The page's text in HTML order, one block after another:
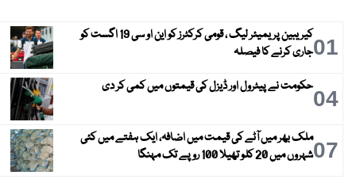
01
کیریبین پریمیئر لیگ ، قومی کرکٹرز کو این او سی 19 اگست کو
جاری کرنے کا فیصلہ
04حکومت نے پیٹرول اور ڈیزل کی قیمتوں میں کمی کر دی
07ملک بھر میں آٹے کی قیمت میں اضافہ، ایک ہفتے میں کئی
شہروں میں 20 کلو تھیلا 100 روپے تک مہنگا